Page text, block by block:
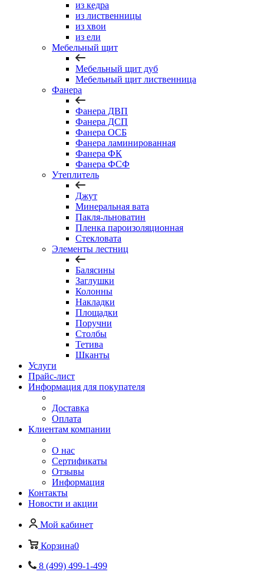
из кедра
из лиственницы
из хвои
из ели
Мебельный щит
Мебельный щит дуб
Мебельный щит лиственница
Фанера
Фанера ДВП
Фанера ДСП
Фанера ОСБ
Фанера ламинированная
Фанера ФК
Фанера ФСФ
Утеплитель
Джут
Минеральная вата
Пакля-льноватин
Пленка пароизоляционная
Стекловата
Элементы лестниц
Балясины
Заглушки
Колонны
Накладки
Площадки
Поручни
Столбы
Тетива
Шканты
Услуги
Прайс-лист
Информация для покупателя
Доставка
Оплата
Клиентам компании
О нас
Сертификаты
Отзывы
Информация
Контакты
Новости и акции
Мой кабинет
Корзина0
8 (499) 499-1-499